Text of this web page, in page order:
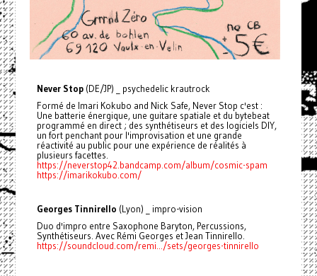
Never Stop(DE/JP) _ psychedelic krautrock
Formé de Imari Kokubo and Nick Safe, Never Stop c'est :
Une batterie énergique, une guitare spatiale et du bytebeat
programmé en direct ; des synthétiseurs et des logiciels DIY,
un fort penchant pour l'improvisation et une grande
réactivité au public pour une expérience de réalités à
plusieurs facettes.
https://neverstop42.bandcamp.com/album/cosmic-spam
https://imarikokubo.com/
Georges Tinnirello (Lyon) _ impro-vision
Duo d'impro entre Saxophone Baryton, Percussions,
Synthétiseurs. Avec Rémi Georges et Jean Tinnirello.
https://soundcloud.com/remi.../sets/georges-tinnirello